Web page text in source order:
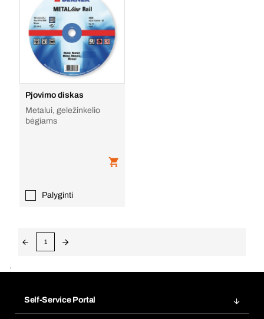
Pjovimo diskas
Metalui, geležinkelio
bėgiams
Palyginti
1
.
Self-Service Portal